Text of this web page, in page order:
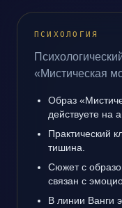
ПСИХОЛОГИЯ
«Мистическая
Образ
действуете на
Практический
тишина.
Сюжет с
связан с
В линии Ванги